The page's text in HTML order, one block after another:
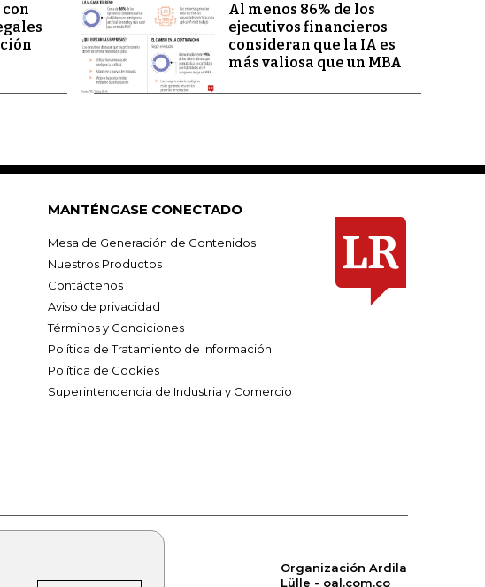
Al menos 86% de los
ejecutivos financieros
consideran que la IA es
más valiosa que un MBA
MANTÉNGASE CONECTADO
Mesa de Generación de Contenidos
Nuestros Productos
Contáctenos
Aviso de privacidad
Términos y Condiciones
Política de Tratamiento de Información
Política de Cookies
Superintendencia de Industria y Comercio
Organización Ardila
Lülle - oal.com.co